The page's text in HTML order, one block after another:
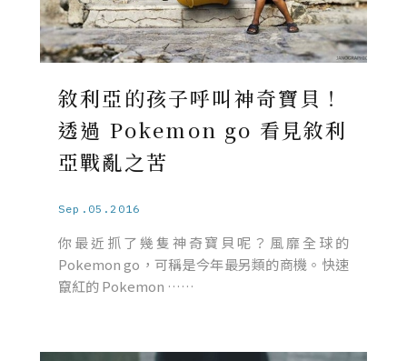
敘利亞的孩子呼叫神奇寶貝！
透過 Pokemon go 看見敘利
亞戰亂之苦
Sep.05.2016
你最近抓了幾隻神奇寶貝呢？風靡全球的
Pokemon go，可稱是今年最另類的商機。快速
竄紅的 Pokemon ……